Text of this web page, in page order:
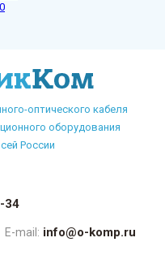
оптического кабеля
оборудования
России
34
E-mail: info@o-komp.ru